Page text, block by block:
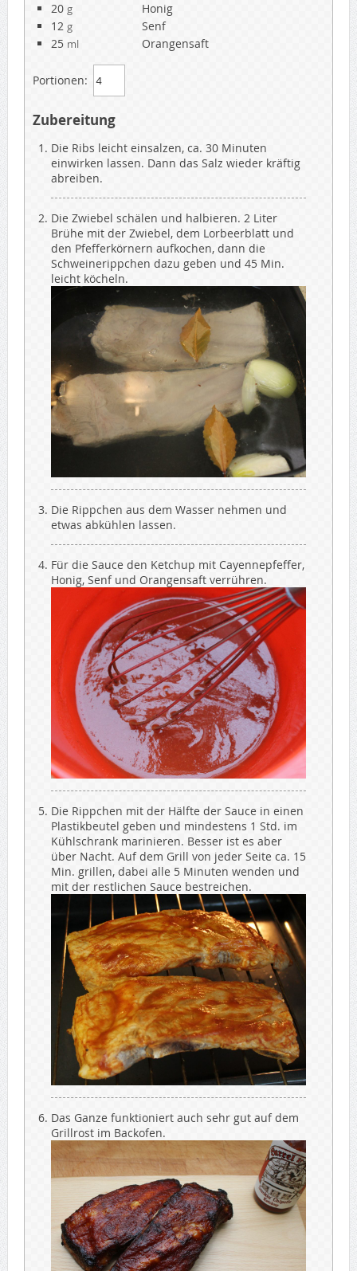
20 g
Honig
12 g
Senf
25 ml Orangensaft
Portionen:
Zubereitung
Die Ribs leicht einsalzen, ca. 30 Minuten
einwirken lassen. Dann das Salz wieder kräftig
abreiben.
Die Zwiebel schälen und halbieren. 2 Liter
Brühe mit der Zwiebel, dem Lorbeerblatt und
den Pfefferkörnern aufkochen, dann die
Schweinerippchen dazu geben und 45 Min.
leicht köcheln.
Die Rippchen aus dem Wasser nehmen und
etwas abkühlen lassen.
Für die Sauce den Ketchup mit Cayennepfeffer,
Honig, Senf und Orangensaft verrühren.
Die Rippchen mit der Hälfte der Sauce in einen
Plastikbeutel geben und mindestens 1 Std. im
Kühlschrank marinieren. Besser ist es aber
über Nacht. Auf dem Grill von jeder Seite ca. 15
Min. grillen, dabei alle 5 Minuten wenden und
mit der restlichen Sauce bestreichen.
Das Ganze funktioniert auch sehr gut auf dem
Grillrost im Backofen.